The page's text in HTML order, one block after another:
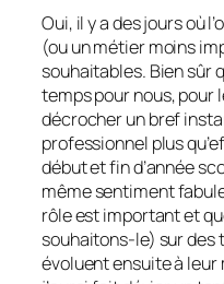
Oui, il y a des jours où
(ou un métier moins
souhaitables. Bien sûr
temps pour nous, pour
décrocher un bref
professionnel plus
début et fin d’année
même sentiment
rôle est important et
souhaitons-le) sur des
évoluent ensuite à